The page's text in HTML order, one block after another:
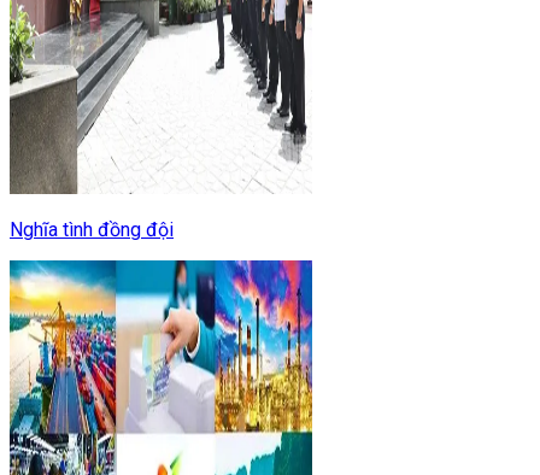
Nghĩa tình đồng đội